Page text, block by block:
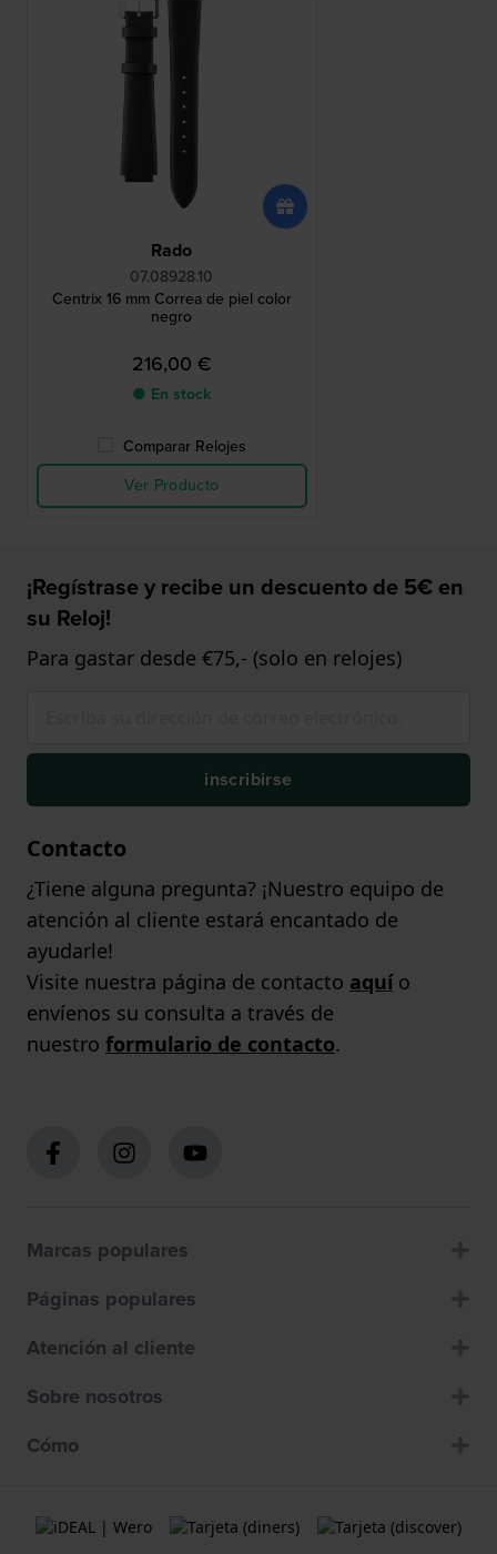
Rado
07.08928.10
Centrix 16 mm Correa de piel color
negro
216,00 €
● En stock
Comparar Relojes
Ver Producto
¡Regístrase y recibe un descuento de 5€ en
su Reloj!
Para gastar desde €75,- (solo en relojes)
inscribirse
Contacto
¿Tiene alguna pregunta? ¡Nuestro equipo de
atención al cliente estará encantado de
ayudarle!
Visite nuestra página de contacto aquío
envíenos su consulta a través de
nuestro formulario de contacto.
Marcas populares
Páginas populares
Atención al cliente
Sobre nosotros
Cómo